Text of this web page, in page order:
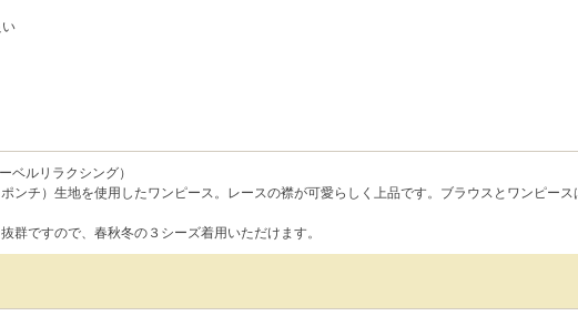
ルリラクシング）
ンチ）生地を使用したワンピース。レースの襟が可愛らしく上品です。ブラウスとワンピー
群ですので、春秋冬の３シーズ着用いただけます。